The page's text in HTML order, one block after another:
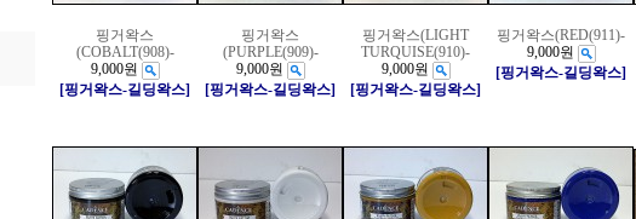
핑거왁스
(COBALT(908)-
9,000원
[핑거왁스-길딩왁스]
핑거왁스
(PURPLE(909)-
9,000원
[핑거왁스-길딩왁스]
핑거왁스(LIGHT
TURQUISE(910)-
9,000원
[핑거왁스-길딩왁스]
핑거왁스(RED(911)-
9,000원
[핑거왁스-길딩왁스]